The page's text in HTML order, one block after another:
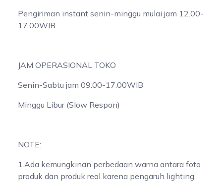
Pengiriman instant senin-minggu mulai jam 12.00-
17.00WIB
JAM OPERASIONAL TOKO
Senin-Sabtu jam 09.00-17.00WIB
Minggu Libur (Slow Respon)
NOTE:
1.Ada kemungkinan perbedaan warna antara foto
produk dan produk real karena pengaruh lighting.